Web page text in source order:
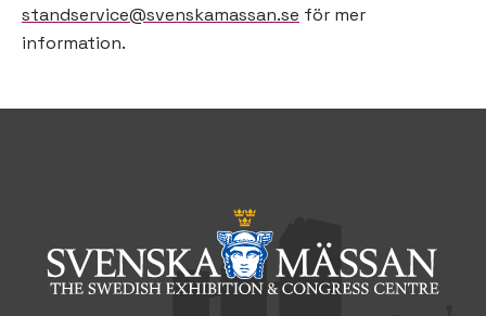
standservice@svenskamassan.se för mer
information.